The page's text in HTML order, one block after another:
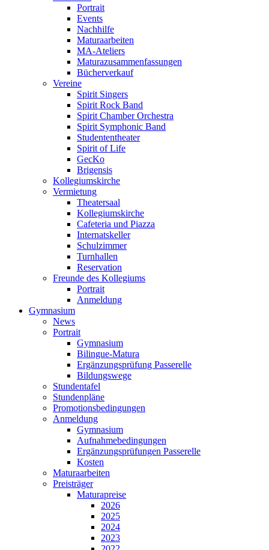
Portrait
Events
Nachhilfe
Maturaarbeiten
MA-Ateliers
Maturazusammenfassungen
Bücherverkauf
Vereine
Spirit Singers
Spirit Rock Band
Spirit Chamber Orchestra
Spirit Symphonic Band
Studententheater
Spirit of Life
GecKo
Brigensis
Kollegiumskirche
Vermietung
Theatersaal
Kollegiumskirche
Cafeteria und Piazza
Internatskeller
Schulzimmer
Turnhallen
Reservation
Freunde des Kollegiums
Portrait
Anmeldung
Gymnasium
News
Portrait
Gymnasium
Bilingue-Matura
Ergänzungsprüfung Passerelle
Bildungswege
Stundentafel
Stundenpläne
Promotionsbedingungen
Anmeldung
Gymnasium
Aufnahmebedingungen
Ergänzungsprüfungen Passerelle
Kosten
Maturaarbeiten
Preisträger
Maturapreise
2026
2025
2024
2023